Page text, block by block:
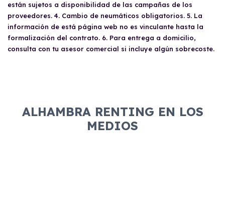
están sujetos a disponibilidad de las campañas de los
proveedores. 4. Cambio de neumáticos obligatorios. 5. La
información de está página web no es vinculante hasta la
formalización del contrato. 6. Para entrega a domicilio,
consulta con tu asesor comercial si incluye algún sobrecoste.
ALHAMBRA RENTING EN LOS
MEDIOS